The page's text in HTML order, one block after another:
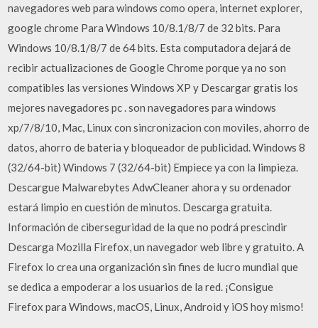
navegadores web para windows como opera, internet explorer,
google chrome Para Windows 10/8.1/8/7 de 32 bits. Para
Windows 10/8.1/8/7 de 64 bits. Esta computadora dejará de
recibir actualizaciones de Google Chrome porque ya no son
compatibles las versiones Windows XP y Descargar gratis los
mejores navegadores pc . son navegadores para windows
xp/7/8/10, Mac, Linux con sincronizacion con moviles, ahorro de
datos, ahorro de bateria y bloqueador de publicidad. Windows 8
(32/64-bit) Windows 7 (32/64-bit) Empiece ya con la limpieza.
Descargue Malwarebytes AdwCleaner ahora y su ordenador
estará limpio en cuestión de minutos. Descarga gratuita.
Información de ciberseguridad de la que no podrá prescindir
Descarga Mozilla Firefox, un navegador web libre y gratuito. A
Firefox lo crea una organización sin fines de lucro mundial que
se dedica a empoderar a los usuarios de la red. ¡Consigue
Firefox para Windows, macOS, Linux, Android y iOS hoy mismo!